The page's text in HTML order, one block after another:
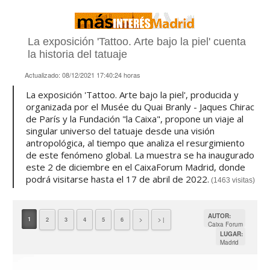
La exposición 'Tattoo. Arte bajo la piel' cuenta
la historia del tatuaje
Actualizado: 08/12/2021 17:40:24horas
La exposición 'Tattoo. Arte bajo la piel', producida y
organizada por el Musée du Quai Branly - Jaques Chirac
de París y la Fundación "la Caixa", propone un viaje al
singular universo del tatuaje desde una visión
antropológica, al tiempo que analiza el resurgimiento
de este fenómeno global. La muestra se ha inaugurado
este 2 de diciembre en el CaixaForum Madrid, donde
podrá visitarse hasta el 17 de abril de 2022. (1463 visitas)
1 2 3 4 5 6 > > |
AUTOR:
Caixa Forum
LUGAR:
Madrid